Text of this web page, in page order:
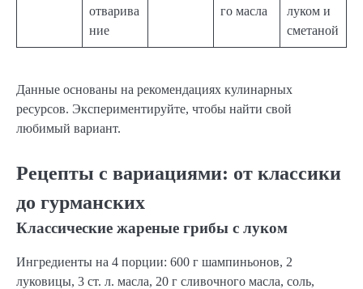
отварива
ние
го масла
луком и
сметаной
Данные основаны на рекомендациях кулинарных
ресурсов. Экспериментируйте, чтобы найти свой
любимый вариант.
Рецепты с вариациями: от классики
до гурманских
Классические жареные грибы с луком
Ингредиенты на 4 порции: 600 г шампиньонов, 2
луковицы, 3 ст. л. масла, 20 г сливочного масла, соль,